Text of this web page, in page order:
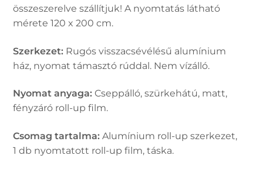
összeszerelve szállítjuk! A nyomtatás látható
mérete 120 x 200 cm.
Szerkezet: Rugós visszacsévélésű alumínium
ház, nyomat támasztó rúddal. Nem vízálló.
Nyomat anyaga: Cseppálló, szürkehátú, matt,
fényzáró roll-up film.
Csomag tartalma: Alumínium roll-up szerkezet,
1 db nyomtatott roll-up film, táska.